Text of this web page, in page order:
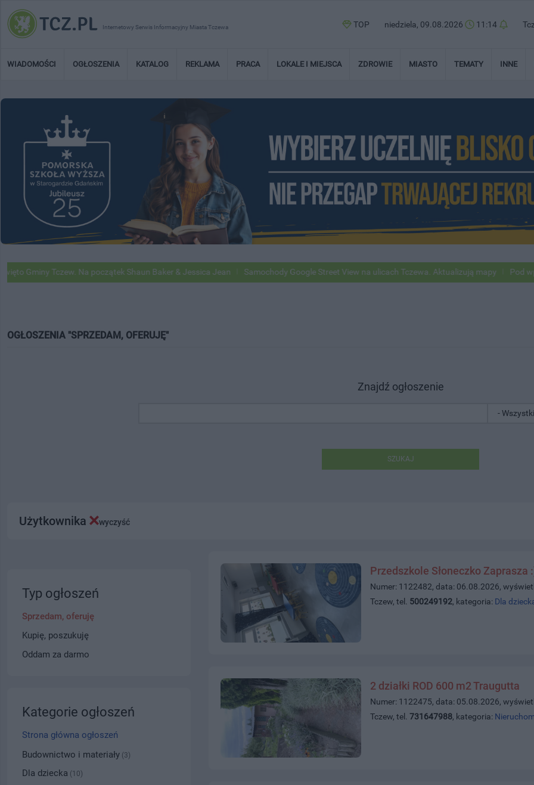
Internetowy Serwis Informacyjny Miasta Tczewa TOP niedziela, 09.08.2026 11:14
WIADOMOŚCI OGŁOSZENIA KATALOG REKLAMA PRACA LOKALE I MIEJSCA ZDROWIE MIASTO TEMATY INNE
Tczew. Na początek Shaun Baker & Jessica Jean Samochody Google Street View na ulicach Tczewa. Aktualizują mapy Pod wpływem
OGŁOSZENIA "SPRZEDAM, OFERUJĘ"
Znajdź ogłoszenie
SZUKAJ
Użytkownika wyczyść
Przedszkole Słoneczko Zaprasza
Numer: 1122482, data: 06.08.2026,
Tczew, tel. 500249192, kategoria: Dla
2 działki ROD 600 m2 Traugutta
Numer: 1122475, data: 05.08.2026,
Tczew, tel.731647988, kategoria:
Typ ogłoszeń
Sprzedam, oferuję
Kupię, poszukuję
Oddam za darmo
Kategorie ogłoszeń
Strona główna ogłoszeń
Budownictwo i materiały (3)
Dla dziecka (10)